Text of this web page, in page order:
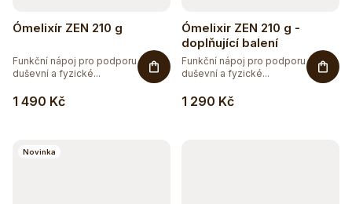
Ómelixír ZEN 210 g
1 490 Kč
Funkční nápoj pro podporu
duševní a fyzické...
Ómelixir ZEN 210 g -
doplňující balení
1 290 Kč
Funkční nápoj pro podporu
duševní a fyzické...
Novinka